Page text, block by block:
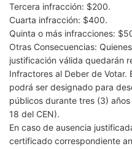
Tercera infracción: $200.
Cuarta infracción: $400.
Quinta o más infracciones:
Otras Consecuencias:
justificación válida quedarán
Infractores al Deber de Votar.
podrá ser designado para
públicos durante tres (3)
18 del CEN).
En caso de ausencia
certificado correspondiente